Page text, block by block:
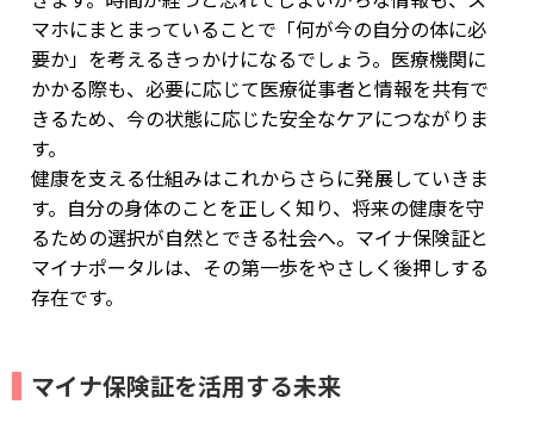
マホにまとまっていることで「何が今の自分の体に必
要か」を考えるきっかけになるでしょう。医療機関に
かかる際も、必要に応じて医療従事者と情報を共有で
きるため、今の状態に応じた安全なケアにつながりま
す。
健康を支える仕組みはこれからさらに発展していきま
す。自分の身体のことを正しく知り、将来の健康を守
るための選択が自然とできる社会へ。マイナ保険証と
マイナポータルは、その第一歩をやさしく後押しする
存在です。
マイナ保険証を活用する未来